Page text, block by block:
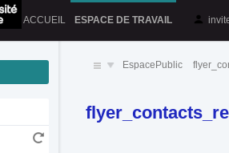
ACCUEIL ESPACE DE TRAVAIL
EspacePublic